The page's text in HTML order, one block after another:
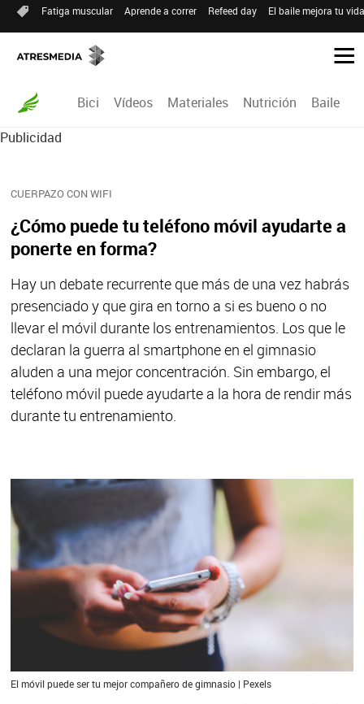
Fatiga muscular Aprende a correr Refeed day El baile mejora tu
Bici Vídeos Materiales Nutrición Baile
Publicidad
CUERPAZO CON WIFI
¿Cómo puede tu teléfono móvil ayudarte a
ponerte en forma?
Hay un debate recurrente que más de una vez habrás
presenciado y que gira en torno a si es bueno o no
llevar el móvil durante los entrenamientos. Los que le
declaran la guerra al smartphone en el gimnasio
aluden a una mejor concentración. Sin embargo, el
teléfono móvil puede ayudarte a la hora de rendir más
durante tu entrenamiento.
El móvil puede ser tu mejor compañero de gimnasio | Pexels